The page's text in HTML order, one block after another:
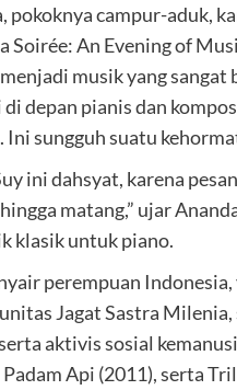
campur-aduk,
Soirée: An Evening of
musik yang
di depan pianis dan
sungguh suatu
ini dahsyat, karena
matang,” ujar
klasik untuk piano.
perempuan
Jagat Sastra
aktivis sosial
Api (2011), serta